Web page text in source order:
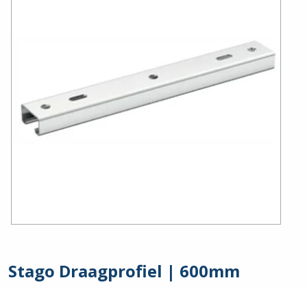
Stago Draagprofiel | 600mm